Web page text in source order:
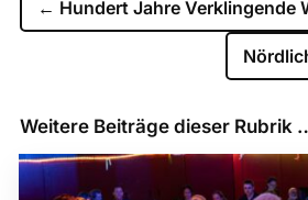
← Hundert Jahre Verklingende
Weitere Beiträge dieser Rubrik